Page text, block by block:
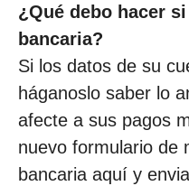
¿Qué debo hacer
bancaria?
Si los datos de su
háganoslo saber lo
afecte a sus pagos
nuevo formulario de
bancaria aquí y